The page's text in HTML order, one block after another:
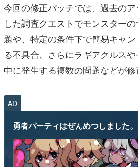
今回の修正パッチでは、過去の
した調査クエストでモンスター
題や、特定の条件下で簡易キャ
る不具合、さらにラギアクルス
中に発生する複数の問題などが修
AD
勇者パーティはぜんめつしました。